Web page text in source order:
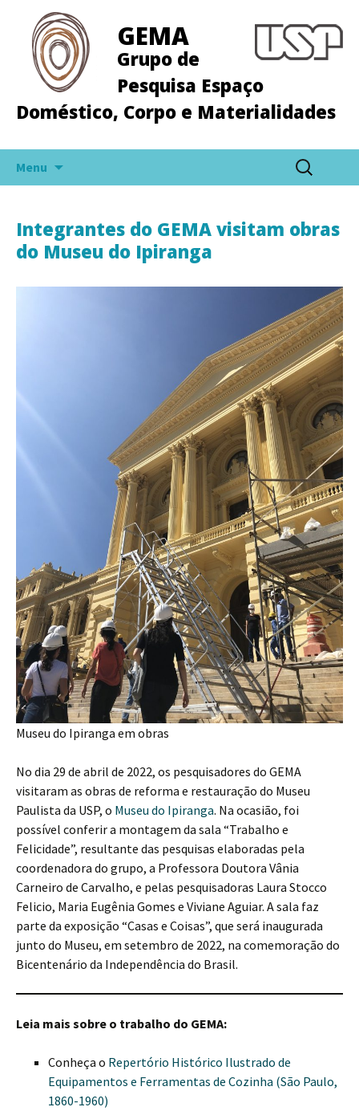
GEMA
Grupo de
Pesquisa Espaço
Doméstico, Corpo e Materialidades
Menu
Pesquisar
por:
Integrantes do GEMA visitam obras
do Museu do Ipiranga
Museu do Ipiranga em obras
No dia 29 de abril de 2022, os pesquisadores do GEMA
visitaram as obras de reforma e restauração do Museu
Paulista da USP, o Museu do Ipiranga. Na ocasião, foi
possível conferir a montagem da sala “Trabalho e
Felicidade”, resultante das pesquisas elaboradas pela
coordenadora do grupo, a Professora Doutora Vânia
Carneiro de Carvalho, e pelas pesquisadoras Laura Stocco
Felicio, Maria Eugênia Gomes e Viviane Aguiar. A sala faz
parte da exposição “Casas e Coisas”, que será inaugurada
junto do Museu, em setembro de 2022, na comemoração do
Bicentenário da Independência do Brasil.
Leia mais sobre o trabalho do GEMA:
Conheça o Repertório Histórico Ilustrado de
Equipamentos e Ferramentas de Cozinha (São Paulo,
1860-1960)